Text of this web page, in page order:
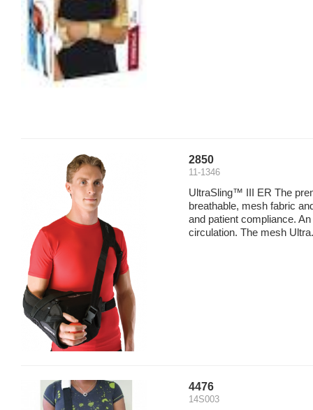
2850
11-1346
UltraSling™ III ER The
breathable, mesh fabric
and patient compliance.
circulation. The mesh
4476
14S003